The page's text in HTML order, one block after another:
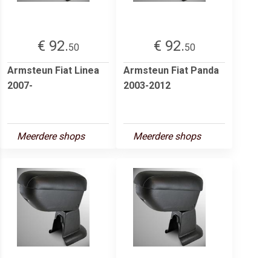
€ 92.50
Armsteun Fiat Linea
2007-
Meerdere shops
€ 92.50
Armsteun Fiat Panda
2003-2012
Meerdere shops